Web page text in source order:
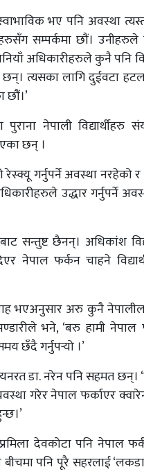
भए पनि अवस्था
सम्पर्कमा छौं। उनीहरुले
अधिकारीहरुले कुनै पनि
त्यसका लागि दुईवटा
नेपाली
छन् ।
गर्नुपर्ने अवस्था नरहेको
उद्धार गर्नुपर्ने
सन्तुष्ट छैनन्। अधिकांश
नेपाल फर्कन चाहने
भएअनुसार अरु कुनै
भने, ‘बरु हामी
छँदै गर्नुपर्‍यो ।’
डा. नरेन पनि सहमत छन्।
गरेर नेपाल फर्काएर
प्रमिला देवकोटा पनि नेपाल
पनि पूरै सहरलाई